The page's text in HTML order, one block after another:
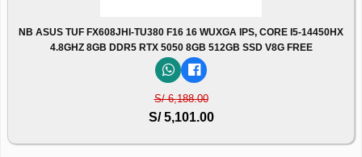
NB ASUS TUF FX608JHI-TU380 F16 16 WUXGA IPS, CORE I5-14450HX
4.8GHZ 8GB DDR5 RTX 5050 8GB 512GB SSD V8G FREE
S/ 6,188.00
S/ 5,101.00